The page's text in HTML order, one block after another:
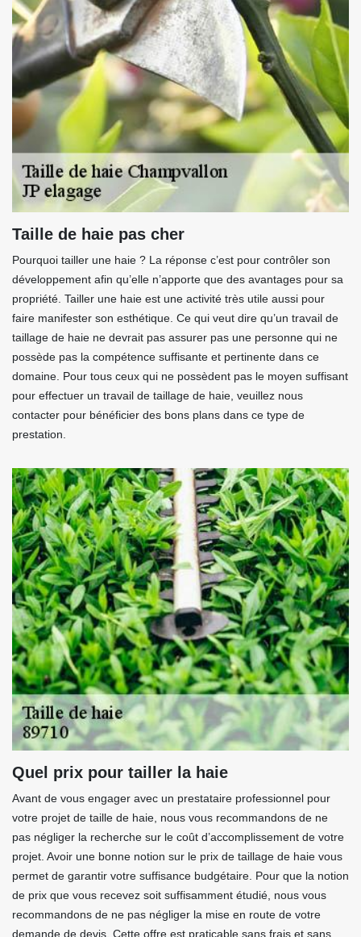
Taille de haie pas cher
Pourquoi tailler une haie ? La réponse c’est pour contrôler son
développement afin qu’elle n’apporte que des avantages pour sa
propriété. Tailler une haie est une activité très utile aussi pour
faire manifester son esthétique. Ce qui veut dire qu’un travail de
taillage de haie ne devrait pas assurer pas une personne qui ne
possède pas la compétence suffisante et pertinente dans ce
domaine. Pour tous ceux qui ne possèdent pas le moyen suffisant
pour effectuer un travail de taillage de haie, veuillez nous
contacter pour bénéficier des bons plans dans ce type de
prestation.
Quel prix pour tailler la haie
Avant de vous engager avec un prestataire professionnel pour
votre projet de taille de haie, nous vous recommandons de ne
pas négliger la recherche sur le coût d’accomplissement de votre
projet. Avoir une bonne notion sur le prix de taillage de haie vous
permet de garantir votre suffisance budgétaire. Pour que la notion
de prix que vous recevez soit suffisamment étudié, nous vous
recommandons de ne pas négliger la mise en route de votre
demande de devis. Cette offre est praticable sans frais et sans